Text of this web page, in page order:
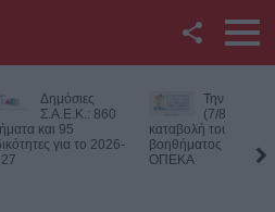
Twitter
YouTube
Την Παρασκευή
(7/8) η δεύτερη
καταβολή του
βοηθήματος του ΛΑΕ-
ΟΠΕΚΑ
Νεκρός
αγροτική
περιοχή του
Πιθανό